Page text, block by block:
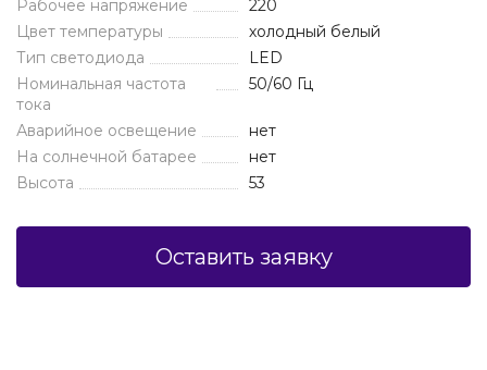
Рабочее напряжение
220
Цвет температуры
холодный белый
Тип светодиода
LED
Номинальная частота
тока
50/60 Гц
Аварийное освещение
нет
На солнечной батарее
нет
Высота
53
Оставить заявку